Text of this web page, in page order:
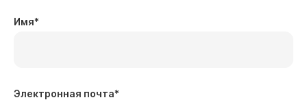
Имя*
Электронная почта*